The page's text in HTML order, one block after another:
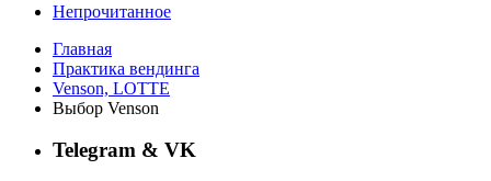
Непрочитанное
Главная
Практика вендинга
Venson, LOTTE
Выбор Venson
Telegram & VK